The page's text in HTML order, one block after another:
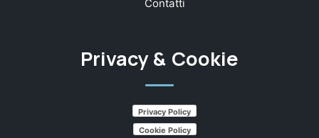
Contatti
Privacy & Cookie
Privacy Policy
Cookie Policy